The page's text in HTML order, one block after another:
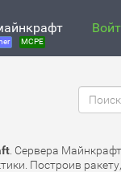
MCPE
. Сервера
Построив